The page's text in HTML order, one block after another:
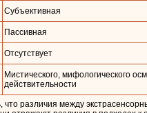
Субъективная
Пассивная
Отсутствует
Мистического, мифологического
действительности
различия между